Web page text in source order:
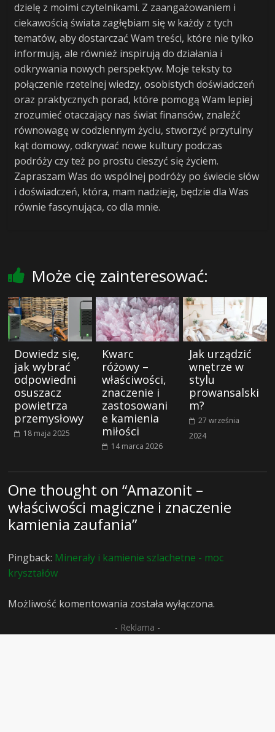
dzielę z moimi czytelnikami. Z zaangażowaniem i
ciekawością świata zagłębiam się w każdy z tych
tematów, aby dostarczać Wam treści, które nie tylko
informują, ale również inspirują do działania i
odkrywania nowych perspektyw. Moje teksty to
połączenie rzetelnej wiedzy, osobistych doświadczeń
oraz praktycznych porad, które pomogą Wam lepiej
zrozumieć otaczający nas świat finansów, znaleźć
równowagę w codziennym życiu, stworzyć przytulny
kąt domowy, odkrywać nowe kultury podczas
podróży czy też po prostu cieszyć się życiem.
Zapraszam Was do wspólnej podróży po świecie słów
i doświadczeń, która, mam nadzieję, będzie dla Was
równie fascynująca, co dla mnie.
Może cię zainteresować:
Dowiedz się,
jak wybrać
odpowiedni
osuszacz
powietrza
przemysłowy
18 maja 2025
Kwarc
różowy –
właściwości,
znaczenie i
zastosowani
e kamienia
miłości
14 marca 2026
Jak urządzić
wnętrze w
stylu
prowansalski
m?
27 września
2024
One thought on “Amazonit –
właściwości magiczne i znaczenie
kamienia zaufania”
Pingback: Minerały i kamienie szlachetne - moc
kryształów
Możliwość komentowania została wyłączona.
- Reklama -